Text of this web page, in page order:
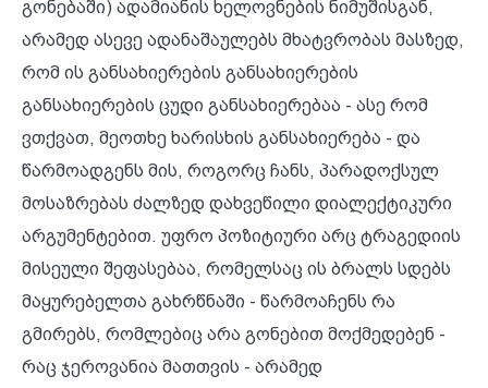
გონებაში) ადამიანის ხელოვნების ნიმუშისგან,
არამედ ასევე ადანაშაულებს მხატვრობას მასზედ,
რომ ის განსახიერების განსახიერების
განსახიერების ცუდი განსახიერებაა - ასე რომ
ვთქვათ, მეოთხე ხარისხის განსახიერება - და
წარმოადგენს მის, როგორც ჩანს, პარადოქსულ
მოსაზრებას ძალზედ დახვეწილი დიალექტიკური
არგუმენტებით. უფრო პოზიტიური არც ტრაგედიის
მისეული შეფასებაა, რომელსაც ის ბრალს სდებს
მაყურებელთა გახრწნაში - წარმოაჩენს რა
გმირებს, რომლებიც არა გონებით მოქმედებენ -
რაც ჯეროვანია მათთვის - არამედ